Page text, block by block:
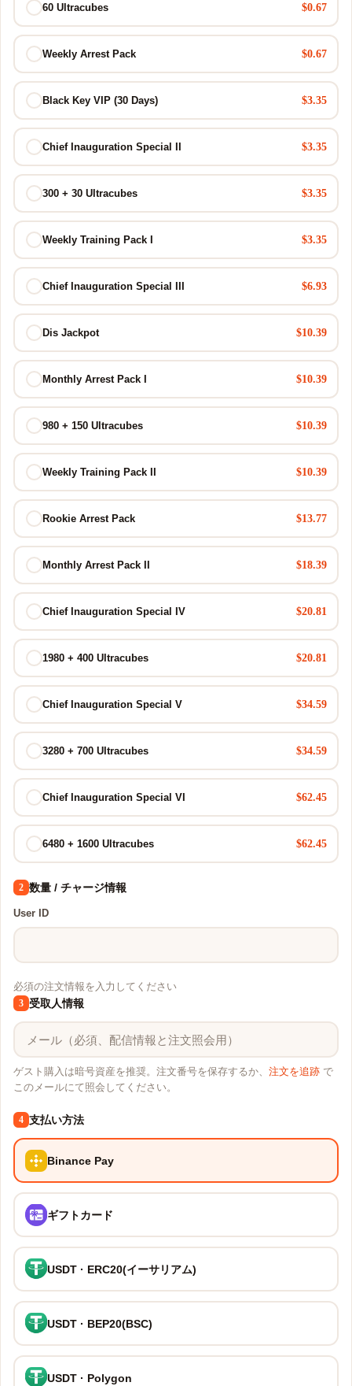
60 Ultracubes $0.67
Weekly Arrest Pack $0.67
Black Key VIP (30 Days) $3.35
Chief Inauguration Special II $3.35
300 + 30 Ultracubes $3.35
Weekly Training Pack I $3.35
Chief Inauguration Special III $6.93
Dis Jackpot $10.39
Monthly Arrest Pack I $10.39
980 + 150 Ultracubes $10.39
Weekly Training Pack II $10.39
Rookie Arrest Pack $13.77
Monthly Arrest Pack II $18.39
Chief Inauguration Special IV $20.81
1980 + 400 Ultracubes $20.81
Chief Inauguration Special V $34.59
3280 + 700 Ultracubes $34.59
Chief Inauguration Special VI $62.45
6480 + 1600 Ultracubes $62.45
2 数量 / チャージ情報
User ID
必須の注文情報を入力してください
3 受取人情報
ゲスト購入は暗号資産を推奨。注文番号を保存するか、 注文を追跡 で
このメールにて照会してください。
4 支払い方法
Binance Pay
ギフトカード
USDT · ERC20(イーサリアム)
USDT · BEP20(BSC)
USDT · Polygon